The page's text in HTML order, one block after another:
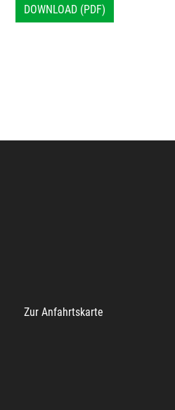
DOWNLOAD (PDF)
Zur Anfahrtskarte